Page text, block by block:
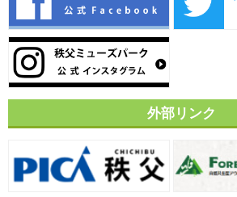
外部リンク